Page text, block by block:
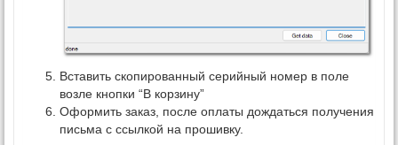
Вставить скопированный серийный номер в поле
возле кнопки “В корзину”
Оформить заказ, после оплаты дождаться получения
письма с ссылкой на прошивку.